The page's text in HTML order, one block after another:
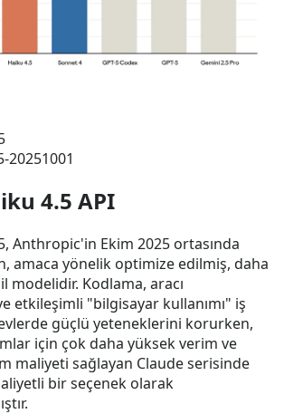
20251001
4.5 API
Anthropic'in Ekim 2025 ortasında
amaca yönelik optimize edilmiş, daha
modelidir. Kodlama, aracı
etkileşimli "bilgisayar kullanımı" iş
güçlü yeteneklerini korurken,
için çok daha yüksek verim ve
maliyeti sağlayan Claude serisinde
bir seçenek olarak